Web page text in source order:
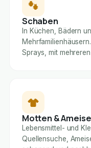
Schaben
In Küchen, Bädern
Sprays, mit
Motten &
Lebensmittel- und
Quellensuche,